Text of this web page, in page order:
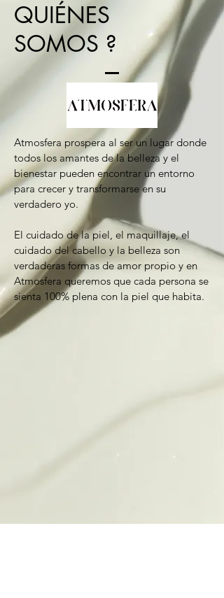
QUIÉNES
SOMOS ?
Atmosfera prospera al ser un lugar donde
todos los amantes de la belleza y el
bienestar pueden encontrar un entorno
para crecer y transformarse en su
verdadero yo.
El cuidado de la piel, el maquillaje, el
cuidado del cabello y la belleza son
verdaderas formas de amor propio y en
Atmosfera queremos que cada persona se
sienta 100% plena con la piel que habita.